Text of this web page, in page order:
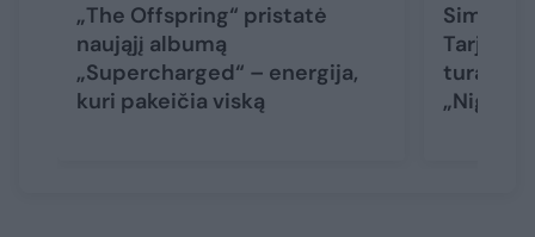
„The Offspring“ pristatė
naująjį albumą
„Supercharged“ – energija,
kuri pakeičia viską
Tarja
turą